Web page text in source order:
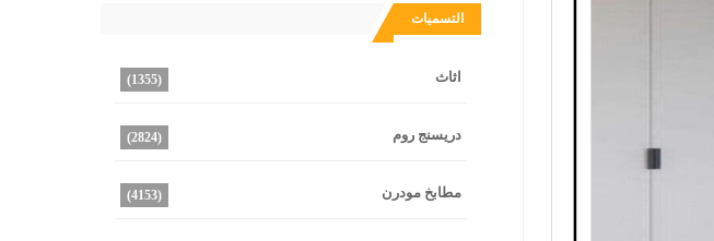
التسميات
اثاث (1355)
دريسنج روم (2824)
مطابخ مودرن (4153)